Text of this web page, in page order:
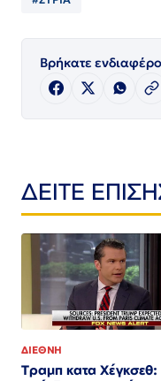
Βρήκατε
ΔΕΙΤΕ
ΔΙΕΘΝΗ
Τραμπ κατα